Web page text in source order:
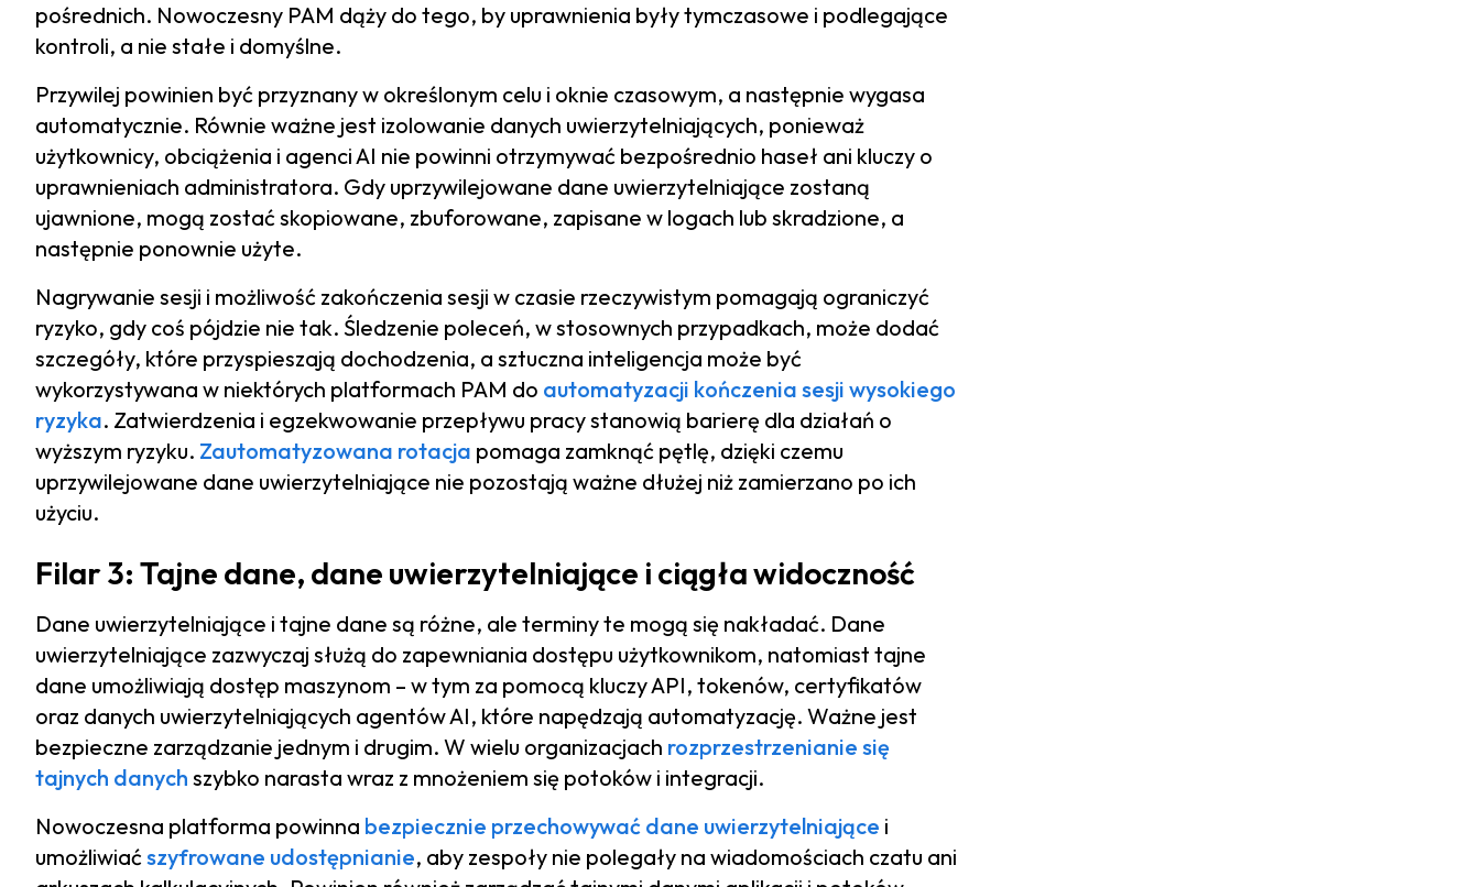
pośrednich. Nowoczesny PAM dąży do tego, by uprawnienia były tymczasowe i podlegające
kontroli, a nie stałe i domyślne.
Przywilej powinien być przyznany w określonym celu i oknie czasowym, a następnie wygasa
automatycznie. Równie ważne jest izolowanie danych uwierzytelniających, ponieważ
użytkownicy, obciążenia i agenci AI nie powinni otrzymywać bezpośrednio haseł ani kluczy o
uprawnieniach administratora. Gdy uprzywilejowane dane uwierzytelniające zostaną
ujawnione, mogą zostać skopiowane, zbuforowane, zapisane w logach lub skradzione, a
następnie ponownie użyte.
Nagrywanie sesji i możliwość zakończenia sesji w czasie rzeczywistym pomagają ograniczyć
ryzyko, gdy coś pójdzie nie tak. Śledzenie poleceń, w stosownych przypadkach, może dodać
szczegóły, które przyspieszają dochodzenia, a sztuczna inteligencja może być
wykorzystywana w niektórych platformach PAM do automatyzacji kończenia sesji wysokiego
ryzyka. Zatwierdzenia i egzekwowanie przepływu pracy stanowią barierę dla działań o
wyższym ryzyku. Zautomatyzowana rotacja pomaga zamknąć pętlę, dzięki czemu
uprzywilejowane dane uwierzytelniające nie pozostają ważne dłużej niż zamierzano po ich
użyciu.
Filar 3: Tajne dane, dane uwierzytelniające i ciągła widoczność
Dane uwierzytelniające i tajne dane są różne, ale terminy te mogą się nakładać. Dane
uwierzytelniające zazwyczaj służą do zapewniania dostępu użytkownikom, natomiast tajne
dane umożliwiają dostęp maszynom – w tym za pomocą kluczy API, tokenów, certyfikatów
oraz danych uwierzytelniających agentów AI, które napędzają automatyzację. Ważne jest
bezpieczne zarządzanie jednym i drugim. W wielu organizacjach rozprzestrzenianie się
tajnych danych szybko narasta wraz z mnożeniem się potoków i integracji.
Nowoczesna platforma powinna bezpiecznie przechowywać dane uwierzytelniające i
umożliwiaćszyfrowane udostępnianie, aby zespoły nie polegały na wiadomościach czatu ani